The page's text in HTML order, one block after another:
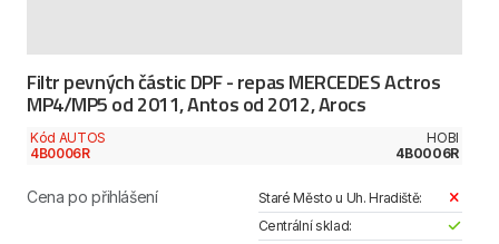
Filtr pevných částic DPF - repas MERCEDES Actros
MP4/MP5 od 2011, Antos od 2012, Arocs
Kód AUTOS
4B0006R
HOBI
4B0006R
Cena po přihlášení
Staré Město u Uh. Hradiště:
Centrální sklad: